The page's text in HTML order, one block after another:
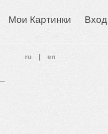
Мои Картинки Вход
ru en